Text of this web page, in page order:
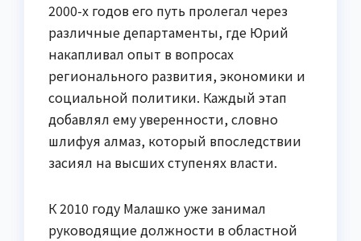
2000-х годов его путь пролегал через
различные департаменты, где Юрий
накапливал опыт в вопросах
регионального развития, экономики и
социальной политики. Каждый этап
добавлял ему уверенности, словно
шлифуя алмаз, который впоследствии
засиял на высших ступенях власти.
К 2010 году Малашко уже занимал
руководящие должности в областной